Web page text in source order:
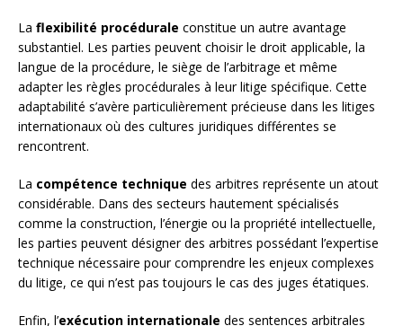
La flexibilité procédurale constitue un autre avantage
substantiel. Les parties peuvent choisir le droit applicable, la
langue de la procédure, le siège de l’arbitrage et même
adapter les règles procédurales à leur litige spécifique. Cette
adaptabilité s’avère particulièrement précieuse dans les litiges
internationaux où des cultures juridiques différentes se
rencontrent.
La compétence technique des arbitres représente un atout
considérable. Dans des secteurs hautement spécialisés
comme la construction, l’énergie ou la propriété intellectuelle,
les parties peuvent désigner des arbitres possédant l’expertise
technique nécessaire pour comprendre les enjeux complexes
du litige, ce qui n’est pas toujours le cas des juges étatiques.
Enfin, l’exécution internationale des sentences arbitrales